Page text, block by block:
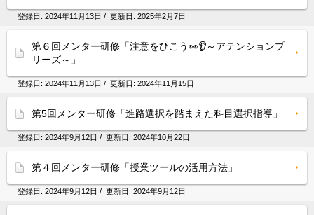
登録日: 2024年11月13日 / 更新日: 2025年2月7日
第６回メンター研修「注意をひこう👀👂～アテンションプ
リーズ～」
登録日: 2024年11月13日 / 更新日: 2024年11月15日
第5回メンター研修「進路選択を踏まえた科目選択指導」
登録日: 2024年9月12日 / 更新日: 2024年10月22日
第４回メンター研修「授業ツールの活用方法」
登録日: 2024年9月12日 / 更新日: 2024年9月12日